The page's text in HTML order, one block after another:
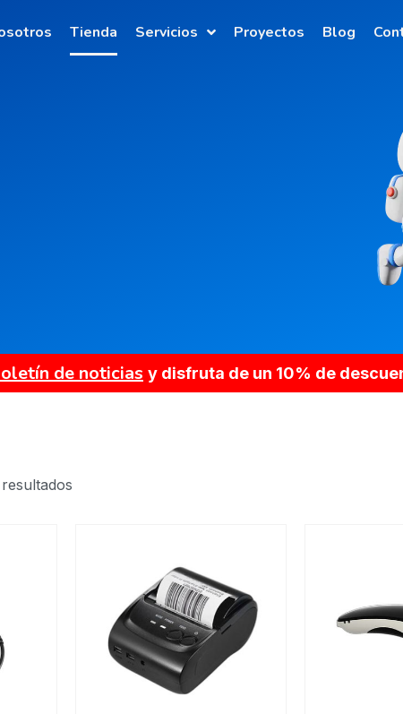
Tienda Servicios Proyectos Blog
de noticias y disfruta de un 10% de